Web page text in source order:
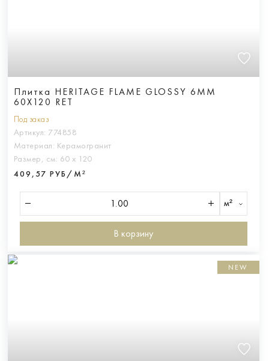
Плитка HERITAGE FLAME GLOSSY 6MM
60X120 RET
Под заказ
Артикул: 774858
Материал: Керамогранит
Размер, см: 60 х 120
409,57 РУБ/М²
м²
В корзину
NEW